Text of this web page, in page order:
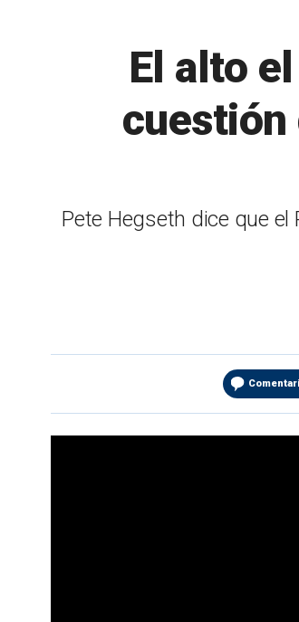
El alto
cuestión
Pete Hegseth dice que